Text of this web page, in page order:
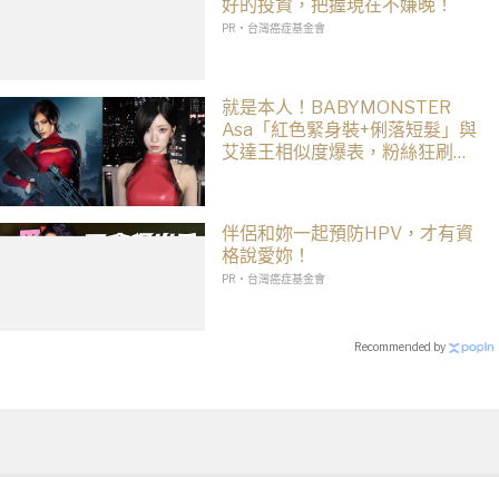
好的投資，把握現在不嫌晚！
PR・台灣癌症基金會
就是本人！BABYMONSTER
Asa「紅色緊身裝+俐落短髮」與
艾達王相似度爆表，粉絲狂刷
伴侶和妳一起預防HPV，才有資
格說愛妳！
PR・台灣癌症基金會
Recommended by